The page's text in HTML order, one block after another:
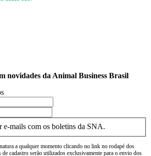
novidades da Animal Business Brasil
e-mails com os boletins da SNA.
a qualquer momento clicando no link no rodapé dos
cadastro serão utilizados exclusivamente para o envio dos